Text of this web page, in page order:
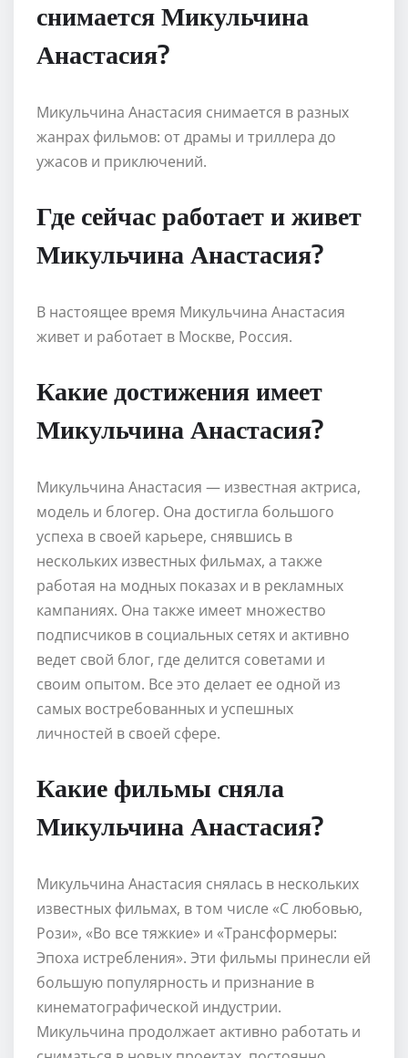
снимается Микульчина
Анастасия?
Микульчина Анастасия снимается в разных
жанрах фильмов: от драмы и триллера до
ужасов и приключений.
Где сейчас работает и живет
Микульчина Анастасия?
В настоящее время Микульчина Анастасия
живет и работает в Москве, Россия.
Какие достижения имеет
Микульчина Анастасия?
Микульчина Анастасия — известная актриса,
модель и блогер. Она достигла большого
успеха в своей карьере, снявшись в
нескольких известных фильмах, а также
работая на модных показах и в рекламных
кампаниях. Она также имеет множество
подписчиков в социальных сетях и активно
ведет свой блог, где делится советами и
своим опытом. Все это делает ее одной из
самых востребованных и успешных
личностей в своей сфере.
Какие фильмы сняла
Микульчина Анастасия?
Микульчина Анастасия снялась в нескольких
известных фильмах, в том числе «С любовью,
Рози», «Во все тяжкие» и «Трансформеры:
Эпоха истребления». Эти фильмы принесли ей
большую популярность и признание в
кинематографической индустрии.
Микульчина продолжает активно работать и